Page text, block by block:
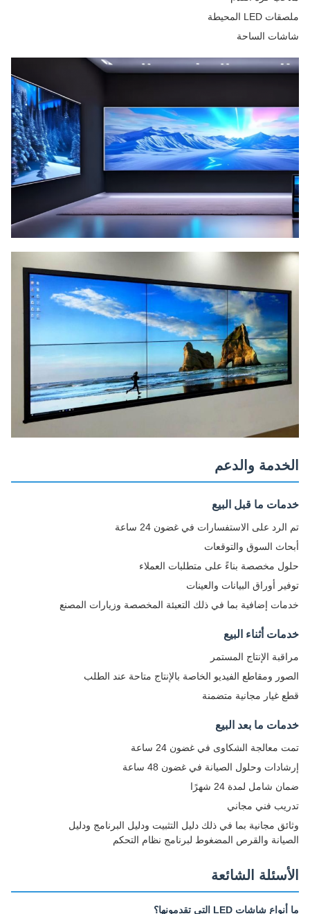
ملصقات LED المحيطة
شاشات الساحة
الخدمة والدعم
خدمات ما قبل البيع
تم الرد على الاستفسارات في غضون 24 ساعة
أبحاث السوق والتوقعات
حلول مخصصة بناءً على متطلبات العملاء
توفير أوراق البيانات والعينات
خدمات إضافية بما في ذلك التعبئة المخصصة وزيارات المصنع
خدمات أثناء البيع
مراقبة الإنتاج المستمر
الصور ومقاطع الفيديو الخاصة بالإنتاج متاحة عند الطلب
قطع غيار مجانية متضمنة
خدمات ما بعد البيع
تمت معالجة الشكاوى في غضون 24 ساعة
إرشادات وحلول الصيانة في غضون 48 ساعة
ضمان شامل لمدة 24 شهرًا
تدريب فني مجاني
وثائق مجانية بما في ذلك دليل التثبيت ودليل البرنامج ودليل
الصيانة والقرص المضغوط لبرنامج نظام التحكم
الأسئلة الشائعة
ما أنواع شاشات LED التي تقدمونها؟